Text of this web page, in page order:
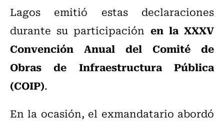
Lagos emitió estas declaraciones
durante su participación en la XXXV
Convención Anual del Comité de
Obras de Infraestructura Pública
(COIP).
En la ocasión, el exmandatario abordó